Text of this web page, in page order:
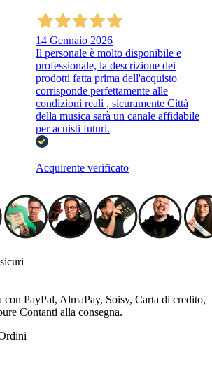
14 Gennaio 2026
Il personale è molto disponibile e
professionale, la descrizione dei
prodotti fatta prima dell'acquisto
corrisponde perfettamente alle
condizioni reali , sicuramente Città
della musica sarà un canale affidabile
per acuisti futuri.
Acquirente verificato
con PayPal, AlmaPay, Soisy, Carta di credito,
Contanti alla consegna.